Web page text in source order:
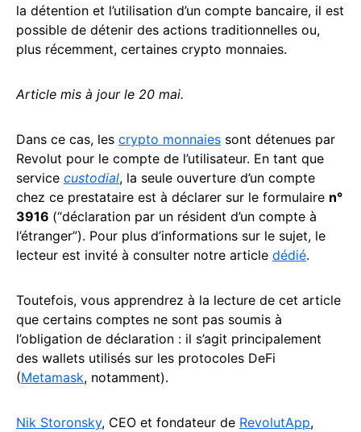
la détention et l’utilisation d’un compte bancaire, il est
possible de détenir des actions traditionnelles ou,
plus récemment, certaines crypto monnaies.
Article mis à jour le 20 mai.
Dans ce cas, les crypto monnaies sont détenues par
Revolut pour le compte de l’utilisateur. En tant que
service custodial, la seule ouverture d’un compte
chez ce prestataire est à déclarer sur le formulaire n°
3916 (“déclaration par un résident d’un compte à
l’étranger”). Pour plus d’informations sur le sujet, le
lecteur est invité à consulter notre article dédié.
Toutefois, vous apprendrez à la lecture de cet article
que certains comptes ne sont pas soumis à
l’obligation de déclaration : il s’agit principalement
des wallets utilisés sur les protocoles DeFi
(Metamask, notamment).
Nik Storonsky, CEO et fondateur de RevolutApp,